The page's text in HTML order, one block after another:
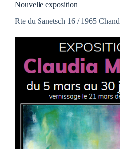
Nouvelle exposition
Rte du Sanetsch 16 / 1965